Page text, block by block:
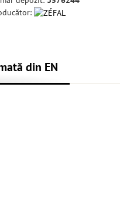
din EN